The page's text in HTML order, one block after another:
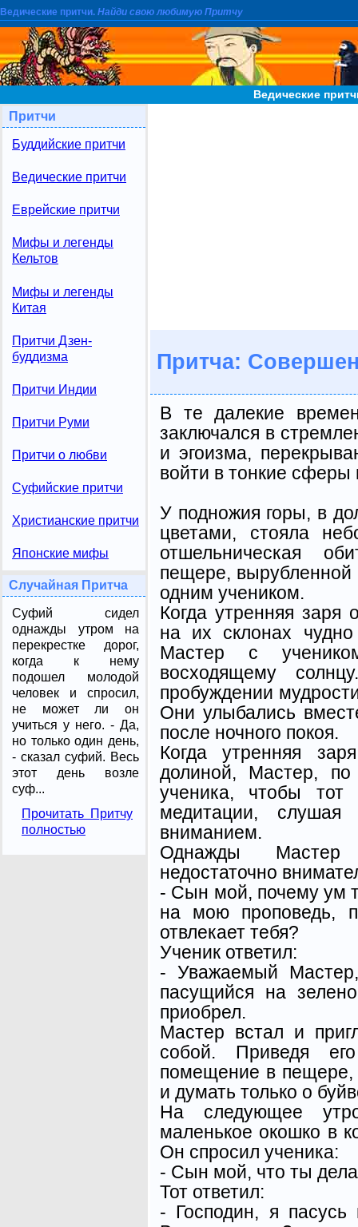
Ведические притчи. Найди свою любимую Притчу
Ведические
Притчи
Буддийские притчи
Ведические притчи
Еврейские притчи
Мифы и легенды
Кельтов
Мифы и легенды
Китая
Притчи Дзен-
буддизма
Притчи Индии
Притчи Руми
Притчи о любви
Суфийские притчи
Христианские притчи
Японские мифы
Случайная Притча
Суфий сидел
однажды утром на
перекрестке дорог,
когда к нему
подошел молодой
человек и спросил,
не может ли он
учиться у него. - Да,
но только один день,
- сказал суфий. Весь
этот день возле
суф...
Прочитать Притчу
полностью
Притча:
В те далекие
заключался в
и эгоизма,
войти в тонкие сферы
У подножия горы, в
цветами, стояла
отшельническая
пещере,
одним учеником.
Когда утренняя
на их склонах
Мастер с
восходящему
пробуждении
Они улыбались
после ночного покоя.
Когда утренняя
долиной, Мастер,
ученика, чтобы тот
медитации,
вниманием.
Однажды
недостаточно
- Сын мой, почему ум
на мою проповедь,
отвлекает тебя?
Ученик ответил:
- Уважаемый
пасущийся на
приобрел.
Мастер встал и
собой. Приведя
помещение в пещере,
и думать только о
На следующее
маленькое окошко в
Он спросил ученика:
- Сын мой, что ты
Тот ответил:
- Господин, я